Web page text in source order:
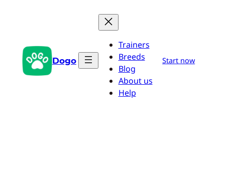
Dogo
Trainers
Breeds
Blog
About us
Help
Start now